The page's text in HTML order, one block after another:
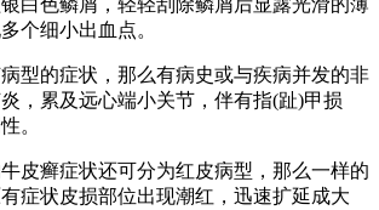
白色鳞屑，轻轻刮除鳞屑后显露光滑的薄
个细小出血点。
型的症状，那么有病史或与疾病并发的非
，累及远心端小关节，伴有指(趾)甲损
。
皮癣症状还可分为红皮病型，那么一样的
症状皮损部位出现潮红，迅速扩延成大